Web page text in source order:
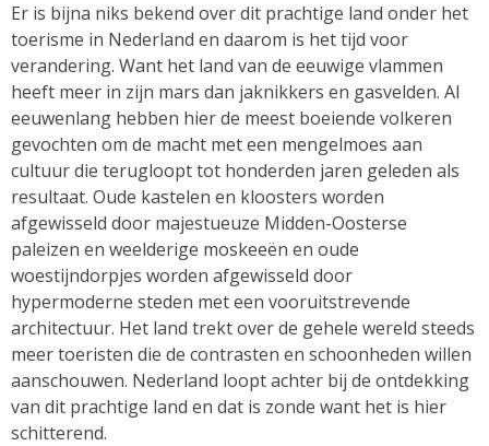
Er is bijna niks bekend over dit prachtige land onder het
toerisme in Nederland en daarom is het tijd voor
verandering. Want het land van de eeuwige vlammen
heeft meer in zijn mars dan jaknikkers en gasvelden. Al
eeuwenlang hebben hier de meest boeiende volkeren
gevochten om de macht met een mengelmoes aan
cultuur die terugloopt tot honderden jaren geleden als
resultaat. Oude kastelen en kloosters worden
afgewisseld door majestueuze Midden-Oosterse
paleizen en weelderige moskeeën en oude
woestijndorpjes worden afgewisseld door
hypermoderne steden met een vooruitstrevende
architectuur. Het land trekt over de gehele wereld steeds
meer toeristen die de contrasten en schoonheden willen
aanschouwen. Nederland loopt achter bij de ontdekking
van dit prachtige land en dat is zonde want het is hier
schitterend.